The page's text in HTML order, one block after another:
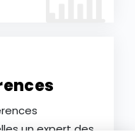
un expert des